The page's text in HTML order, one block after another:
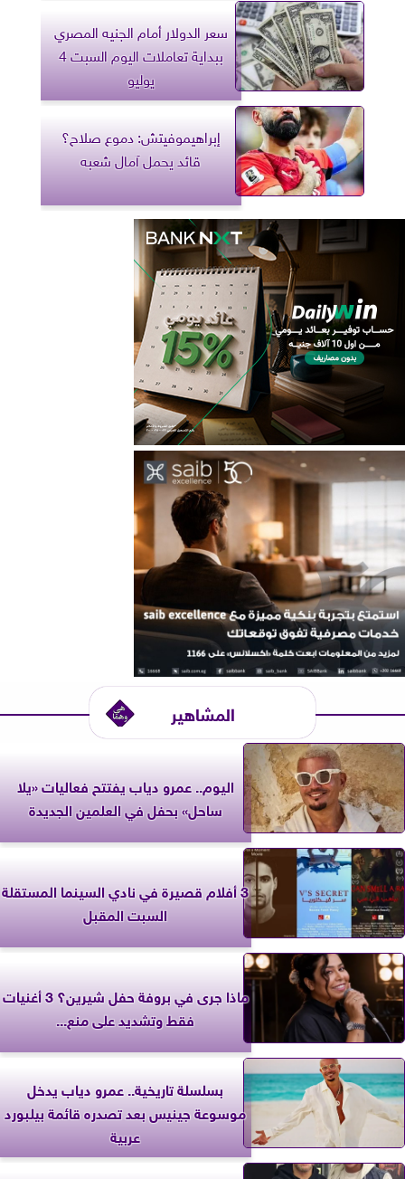
سعر الدولار أمام الجنيه المصري
ببداية تعاملات اليوم السبت 4
يوليو
إبراهيموفيتش: دموع صلاح؟
قائد يحمل آمال شعبه
المشاهير
اليوم.. عمرو دياب يفتتح فعاليات «يلا
ساحل» بحفل في العلمين الجديدة
3 أفلام قصيرة في نادي السينما المستقلة
السبت المقبل
ماذا جرى في بروفة حفل شيرين؟ 3 أغنيات
فقط وتشديد على منع...
بسلسلة تاريخية.. عمرو دياب يدخل
موسوعة جينيس بعد تصدره قائمة بيلبورد
عربية